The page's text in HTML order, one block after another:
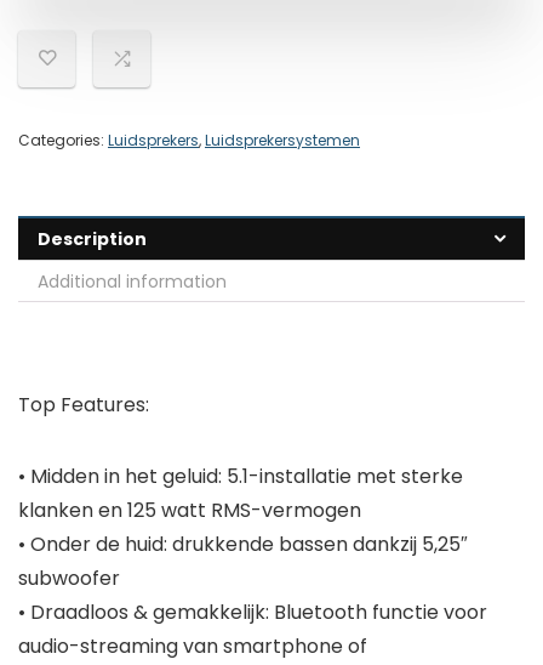
Categories: Luidsprekers,Luidsprekersystemen
Description
Additional information
Top Features:
• Midden in het geluid: 5.1-installatie met sterke
klanken en 125 watt RMS-vermogen
• Onder de huid: drukkende bassen dankzij 5,25″
subwoofer
• Draadloos & gemakkelijk: Bluetooth functie voor
audio-streaming van smartphone of